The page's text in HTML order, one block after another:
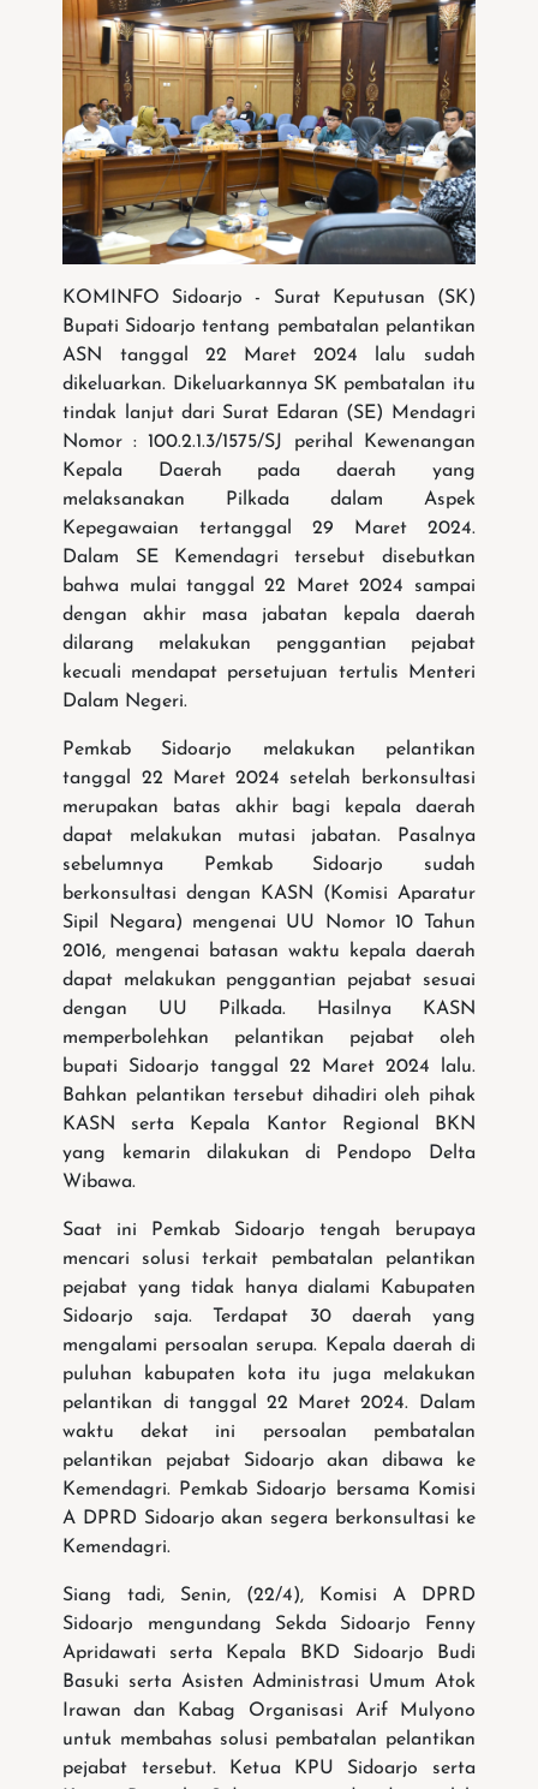
KOMINFO Sidoarjo - Surat Keputusan (SK)
Bupati Sidoarjo tentang pembatalan pelantikan
ASN tanggal 22 Maret 2024 lalu sudah
dikeluarkan. Dikeluarkannya SK pembatalan itu
tindak lanjut dari Surat Edaran (SE) Mendagri
Nomor : 100.2.1.3/1575/SJ perihal Kewenangan
Kepala Daerah pada daerah yang
melaksanakan Pilkada dalam Aspek
Kepegawaian tertanggal 29 Maret 2024.
Dalam SE Kemendagri tersebut disebutkan
bahwa mulai tanggal 22 Maret 2024 sampai
dengan akhir masa jabatan kepala daerah
dilarang melakukan penggantian pejabat
kecuali mendapat persetujuan tertulis Menteri
Dalam Negeri.
Pemkab Sidoarjo melakukan pelantikan
tanggal 22 Maret 2024 setelah berkonsultasi
merupakan batas akhir bagi kepala daerah
dapat melakukan mutasi jabatan. Pasalnya
sebelumnya Pemkab Sidoarjo sudah
berkonsultasi dengan KASN (Komisi Aparatur
Sipil Negara) mengenai UU Nomor 10 Tahun
2016, mengenai batasan waktu kepala daerah
dapat melakukan penggantian pejabat sesuai
dengan UU Pilkada. Hasilnya KASN
memperbolehkan pelantikan pejabat oleh
bupati Sidoarjo tanggal 22 Maret 2024 lalu.
Bahkan pelantikan tersebut dihadiri oleh pihak
KASN serta Kepala Kantor Regional BKN
yang kemarin dilakukan di Pendopo Delta
Wibawa.
Saat ini Pemkab Sidoarjo tengah berupaya
mencari solusi terkait pembatalan pelantikan
pejabat yang tidak hanya dialami Kabupaten
Sidoarjo saja. Terdapat 30 daerah yang
mengalami persoalan serupa. Kepala daerah di
puluhan kabupaten kota itu juga melakukan
pelantikan di tanggal 22 Maret 2024. Dalam
waktu dekat ini persoalan pembatalan
pelantikan pejabat Sidoarjo akan dibawa ke
Kemendagri. Pemkab Sidoarjo bersama Komisi
A DPRD Sidoarjo akan segera berkonsultasi ke
Kemendagri.
Siang tadi, Senin, (22/4), Komisi A DPRD
Sidoarjo mengundang Sekda Sidoarjo Fenny
Apridawati serta Kepala BKD Sidoarjo Budi
Basuki serta Asisten Administrasi Umum Atok
Irawan dan Kabag Organisasi Arif Mulyono
untuk membahas solusi pembatalan pelantikan
pejabat tersebut. Ketua KPU Sidoarjo serta